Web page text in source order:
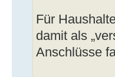
Für
damit als
Anschlüsse